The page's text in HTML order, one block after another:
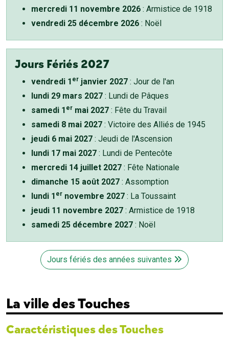
mercredi 11 novembre 2026 : Armistice de 1918
vendredi 25 décembre 2026 : Noël
Jours Fériés 2027
vendredi 1 er janvier 2027 : Jour de l'an
lundi 29 mars 2027 : Lundi de Pâques
samedi 1 er mai 2027 : Fête du Travail
samedi 8 mai 2027 : Victoire des Alliés de 1945
jeudi 6 mai 2027 : Jeudi de l'Ascension
lundi 17 mai 2027 : Lundi de Pentecôte
mercredi 14 juillet 2027 : Fête Nationale
dimanche 15 août 2027 : Assomption
lundi 1 er novembre 2027 : La Toussaint
jeudi 11 novembre 2027 : Armistice de 1918
samedi 25 décembre 2027 : Noël
Jours fériés des années suivantes
La ville des Touches
Caractéristiques des Touches